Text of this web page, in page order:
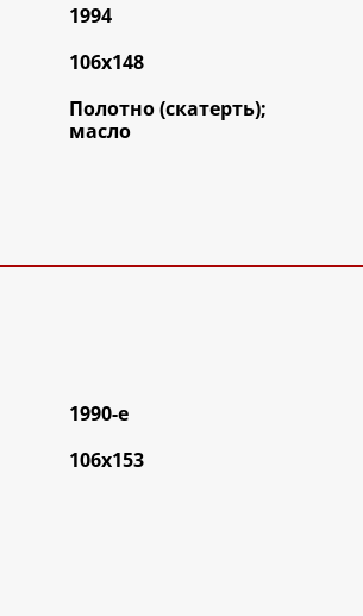
1994
106х148
Полотно (скатерть);
масло
1990-е
106х153